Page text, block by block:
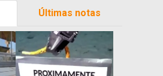
Últimas notas